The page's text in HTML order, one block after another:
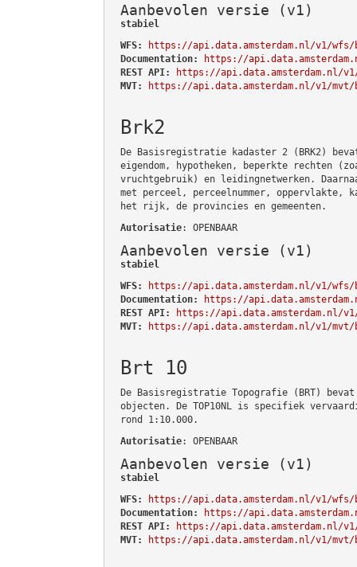
Aanbevolen versie (v1)
stabiel
WFS:
https://api.data.amsterdam.nl/v1/wfs/
Documentation:
https://
REST API:
https://api.data.amsterdam.nl/
MVT:
https://api.data.amsterdam.nl/v1/mvt/
Brk2
De Basisregistratie kadaster 2 (BRK2)
eigendom, hypotheken, beperkte rechten
vruchtgebruik) en leidingnetwerken.
met perceel, perceelnummer, oppervlakte,
het rijk, de provincies en gemeenten.
Autorisatie: OPENBAAR
Aanbevolen versie (v1)
stabiel
WFS:
https://api.data.amsterdam.nl/v1/wfs/
Documentation:
https://
REST API:
https://api.data.amsterdam.nl/
MVT:
https://api.data.amsterdam.nl/v1/mvt/
Brt 10
De Basisregistratie Topografie (BRT)
objecten. De TOP10NL is specifiek
rond 1:10.000.
Autorisatie: OPENBAAR
Aanbevolen versie (v1)
stabiel
WFS:
https://api.data.amsterdam.nl/v1/wfs/
Documentation:
https://
REST API:
https://api.data.amsterdam.nl/
MVT:
https://api.data.amsterdam.nl/v1/mvt/